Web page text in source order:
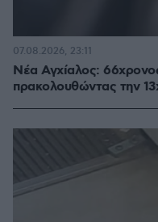
Νέα Αγχίαλος:
πρακολουθώντας την
07.08.2026, 23:11